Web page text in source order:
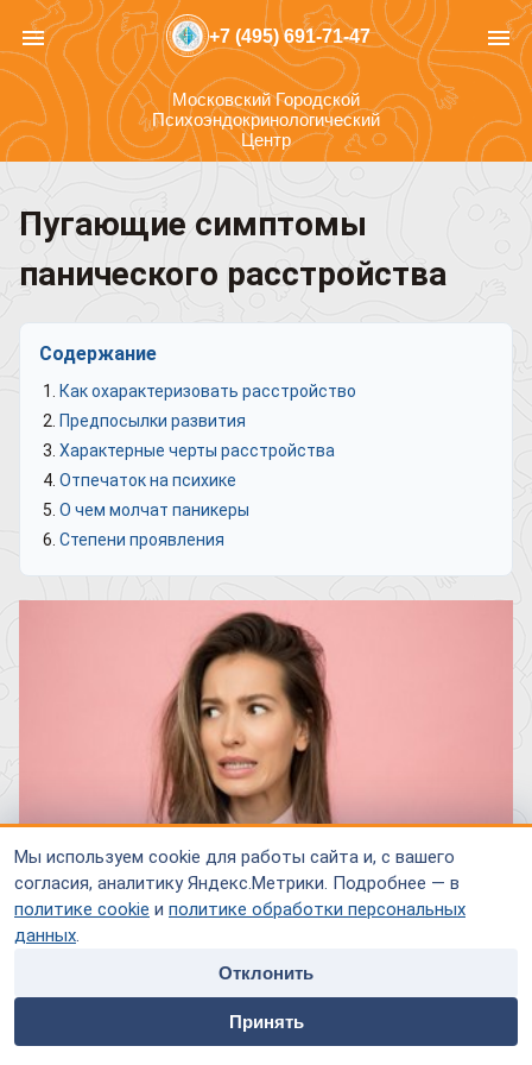
Мы используем cookie для работы сайта и, с вашего
согласия, аналитику Яндекс.Метрики. Подробнее — в
политике cookie и политике обработки персональных
данных.
Отклонить
Принять
home people
Специалисты
payment contacts
menu +7 (495) 691-71-47 menu
Московский Городской
Психоэндокринологический
Центр
Пугающие симптомы
панического расстройства
Содержание
Как охарактеризовать расстройство
Предпосылки развития
Характерные черты расстройства
Отпечаток на психике
О чем молчат паникеры
Степени проявления
стрессом, синдромом навязчивых состояний и общей